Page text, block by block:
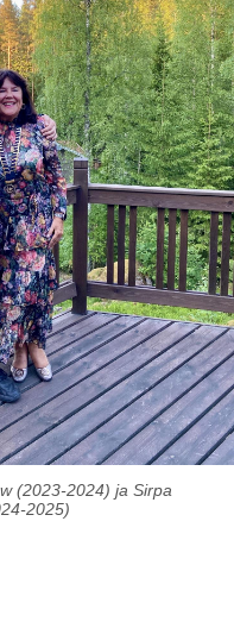
(2023-2024) ja Sirpa
2025)